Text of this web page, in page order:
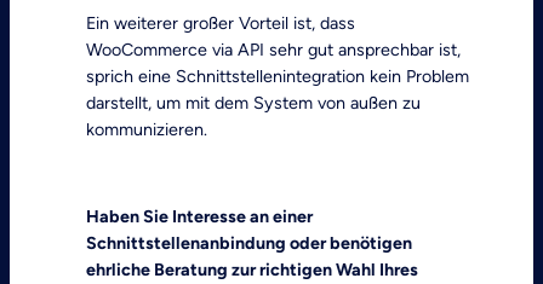
Ein weiterer großer Vorteil ist, dass
WooCommerce via API sehr gut ansprechbar ist,
sprich eine Schnittstellenintegration kein Problem
darstellt, um mit dem System von außen zu
kommunizieren.
Haben Sie Interesse an einer
Schnittstellenanbindung oder benötigen
ehrliche Beratung zur richtigen Wahl Ihres